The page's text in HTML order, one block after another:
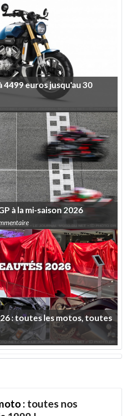
4499eurosjusqu'au30
àlami-saison 2026
:touteslesmotos,toutes
: toutes nos